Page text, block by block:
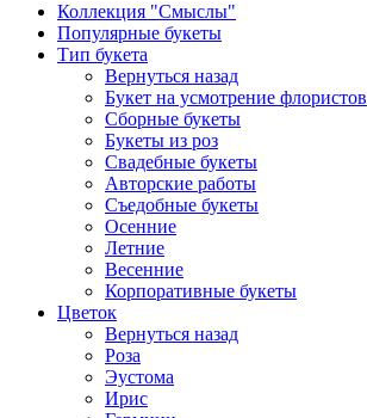
Коллекция "Смыслы"
Популярные букеты
Тип букета
Вернуться назад
Букет на усмотрение флористов
Сборные букеты
Букеты из роз
Свадебные букеты
Авторские работы
Съедобные букеты
Осенние
Летние
Весенние
Корпоративные букеты
Цветок
Вернуться назад
Роза
Эустома
Ирис